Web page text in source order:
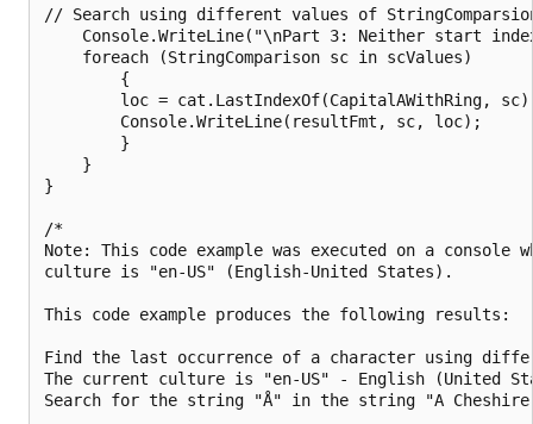
// Search using different values of
Console.WriteLine("\nPart 3: Neither start
    foreach (StringComparison sc in scValues)
        {
loc = cat.LastIndexOf(CapitalAWithRing,
        Console.WriteLine(resultFmt, sc, loc);
        }
    }
}
/*
Note: This code example was executed on a console
culture is "en-US" (English-United States).
This code example produces the following results:
Find the last occurrence of a character using
The current culture is "en-US" - English (United
Search for the string "Å" in the string "A